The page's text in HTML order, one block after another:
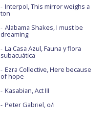
Interpol, This mirror weighs a
ton
Alabama Shakes, I must be
dreaming
La Casa Azul, Fauna y flora
subacuática
Ezra Collective, Here because
of hope
Kasabian, Act III
Peter Gabriel, o/i